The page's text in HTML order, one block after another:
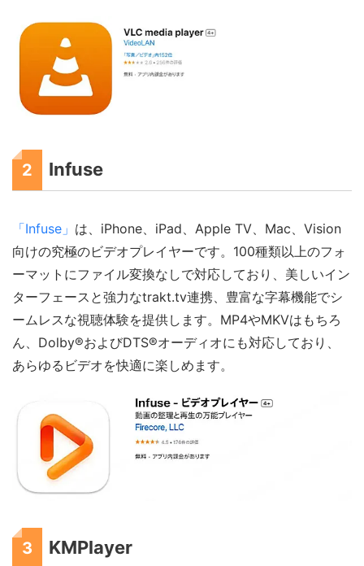
2 Infuse
「Infuse」 は、iPhone、iPad、Apple TV、Mac、Vision
向けの究極のビデオプレイヤーです。100種類以上のフォ
ーマットにファイル変換なしで対応しており、美しいイン
ターフェースと強力なtrakt.tv連携、豊富な字幕機能でシ
ームレスな視聴体験を提供します。MP4やMKVはもちろ
ん、Dolby®およびDTS®オーディオにも対応しており、
あらゆるビデオを快適に楽しめます。
3 KMPlayer